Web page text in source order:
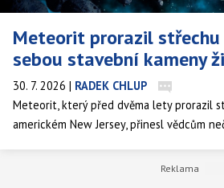
Meteorit prorazil střechu
sebou stavební kameny
30. 7. 2026 | RADEK CHLUP
Meteorit, který před dvěma lety prorazil
americkém New Jersey, přinesl vědcům
aminokyseliny mimozemského původu,